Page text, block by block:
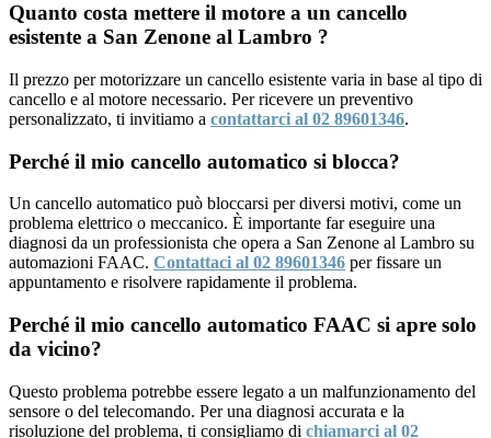
Quanto costa mettere il motore a un cancello
esistente a San Zenone al Lambro ?
Il prezzo per motorizzare un cancello esistente varia in base al tipo di
cancello e al motore necessario. Per ricevere un preventivo
personalizzato, ti invitiamo a contattarci al 02 89601346.
Perché il mio cancello automatico si blocca?
Un cancello automatico può bloccarsi per diversi motivi, come un
problema elettrico o meccanico. È importante far eseguire una
diagnosi da un professionista che opera a San Zenone al Lambro su
automazioni FAAC. Contattaci al 02 89601346 per fissare un
appuntamento e risolvere rapidamente il problema.
Perché il mio cancello automatico FAAC si apre solo
da vicino?
Questo problema potrebbe essere legato a un malfunzionamento del
sensore o del telecomando. Per una diagnosi accurata e la
risoluzione del problema, ti consigliamo di chiamarci al 02